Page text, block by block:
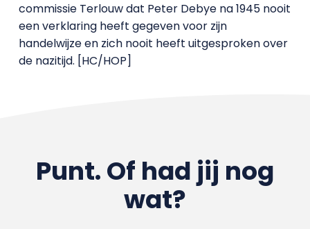
commissie Terlouw dat Peter Debye na 1945 nooit
een verklaring heeft gegeven voor zijn
handelwijze en zich nooit heeft uitgesproken over
de nazitijd. [HC/HOP]
Punt. Of had jij nog
wat?